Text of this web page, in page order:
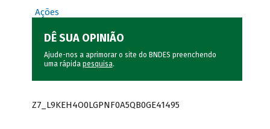
Ações
DÊ SUA OPINIÃO
Ajude-nos a aprimorar o site do BNDES preenchendo
uma rápida pesquisa.
Z7_L9KEH4O0LGPNF0A5QB0GE41495